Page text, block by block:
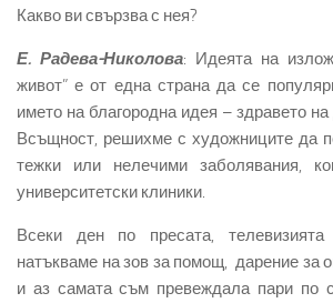
Какво ви свързва с нея?
Е. Радева-Николова: Идеята на
живот” е от една страна да се
името на благородна идея – здравето
Всъщност, решихме с художниците да
тежки или нелечими заболявания,
университетски клиники.
Всеки ден по пресата,
натъкваме на зов за помощ, дарение за
и аз самата съм превеждала пари по